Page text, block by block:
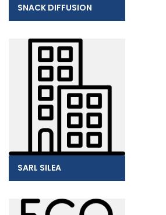
SNACK DIFFUSION
SARL SILEA